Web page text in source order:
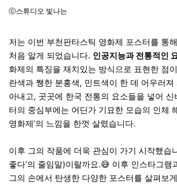
ⓒ스튜디오 빛나는
저는 이번 부천판타스틱 영화제 포스터를 통
처음 알게 되었습니다. 인공지능과 전통적인
화제의 특징을 재치있는 방식으로 표현한 점
란색과 쨍한 분홍색, 민트색이 한 데 어우러
아내고, 곳곳에 한국 전통의 요소들을 넣어
터의 중심부에는 어딘가 기묘한 모습의 인체
영화제’의 느낌을 한껏 살렸습니다.
이후 그의 작품에 더욱 관심이 가기 시작했습
좋다’의 줄임말)이랄까요.😅 이후 인스타그램
그의 손에서 탄생한 다양한 포스터를 살펴보